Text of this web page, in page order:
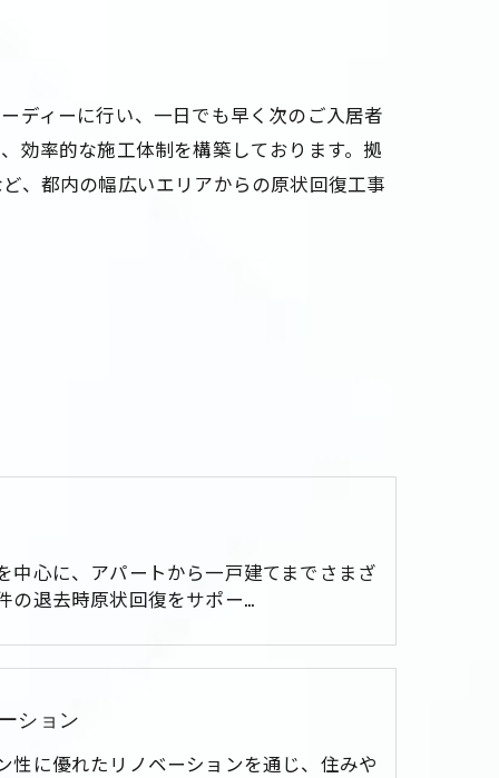
ディーに行い、一日でも早く次のご入居者
効率的な施工体制を構築しております。拠
、都内の幅広いエリアからの原状回復工事
中心に、アパートから一戸建てまでさまざ
の退去時原状回復をサポー…
ション
性に優れたリノベーションを通じ、住みや